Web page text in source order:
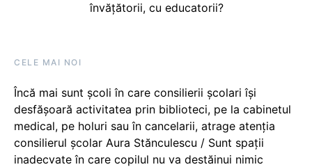
învățătorii, cu educatorii?
CELE MAI NOI
Încă mai sunt școli în care consilierii școlari își
desfășoară activitatea prin biblioteci, pe la cabinetul
medical, pe holuri sau în cancelarii, atrage atenția
consilierul școlar Aura Stănculescu / Sunt spații
inadecvate în care copilul nu va destăinui nimic